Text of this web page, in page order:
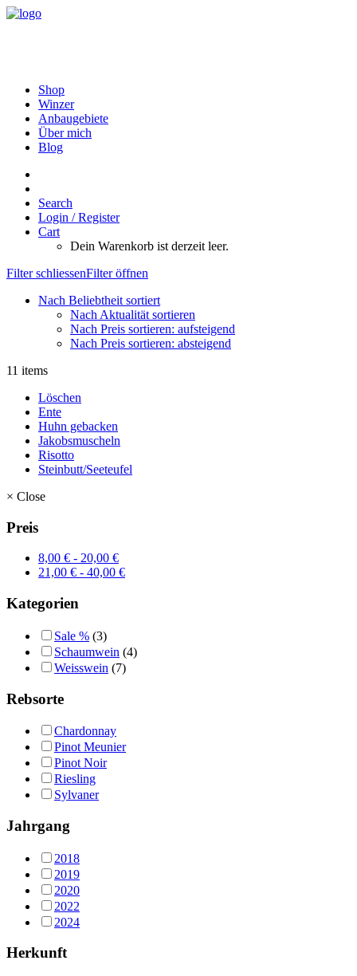
Shop
Winzer
Anbaugebiete
Über mich
Blog
Search
Login / Register
Cart
Dein Warenkorb ist derzeit leer.
Filter schliessenFilter öffnen
Nach Beliebtheit sortiert
Nach Aktualität sortieren
Nach Preis sortieren: aufsteigend
Nach Preis sortieren: absteigend
11 items
Löschen
Ente
Huhn gebacken
Jakobsmuscheln
Risotto
Steinbutt/Seeteufel
× Close
Preis
8,00 € - 20,00 €
21,00 € - 40,00 €
Kategorien
Sale % (3)
Schaumwein (4)
Weisswein (7)
Rebsorte
Chardonnay
Pinot Meunier
Pinot Noir
Riesling
Sylvaner
Jahrgang
2018
2019
2020
2022
2024
Herkunft